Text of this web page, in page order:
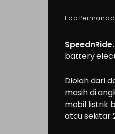
Edo
battery
Diolah dari
masih di
mobil listrik
atau sekitar